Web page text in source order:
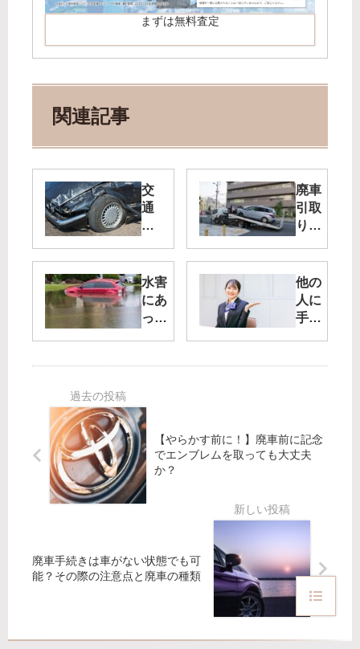
まずは無料査定
関連記事
交
通
事
を
起
こ
し
き
る
べ
き
こ
と
や
車
の
廃車
引取
りに
る時
間は
10
分だ
引取
水害
にあ
った
手続
流れ
は？
その
時の
NG
行動
他の
人に
手続
ても
続
き・
る？
【やらかす前に！】廃車前に記念
でエンブレムを取っても大丈夫
か？
廃車手続きは車がない状態でも可
能？その際の注意点と廃車の種類